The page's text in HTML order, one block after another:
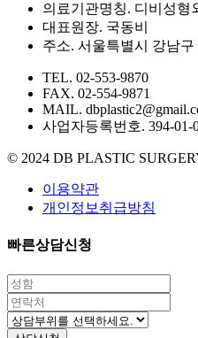
의료기관명칭. 디비성형
대표원장. 국동비
주소. 서울특별시 강남구
TEL. 02-553-9870
FAX. 02-554-9871
MAIL.
사업자등록번호. 394-01-
© 2024 DB PLASTIC
이용약관
개인정보취급방침
빠른상담신청